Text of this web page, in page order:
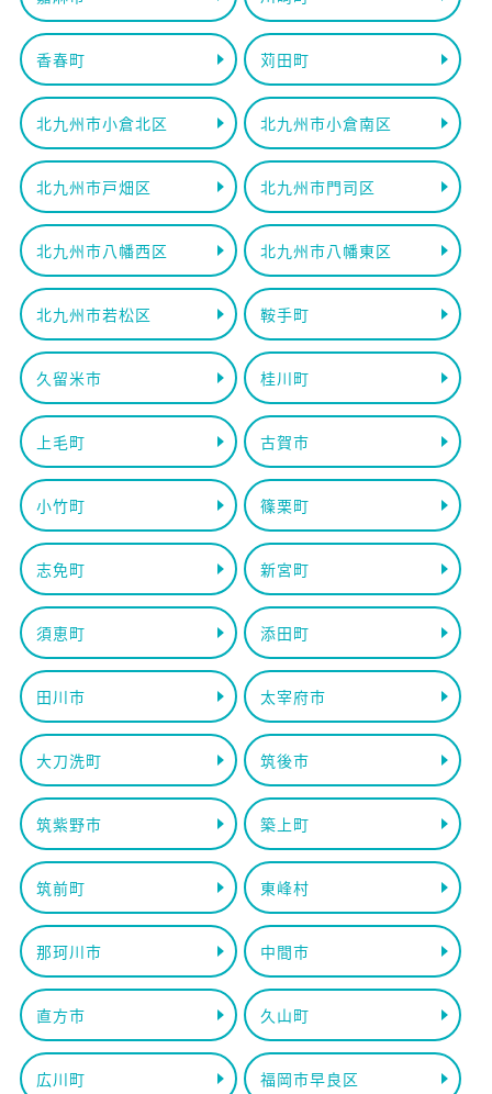
香春町 苅田町
北九州市小倉北区 北九州市小倉南区
北九州市戸畑区 北九州市門司区
北九州市八幡西区 北九州市八幡東区
北九州市若松区 鞍手町
久留米市 桂川町
上毛町 古賀市
小竹町 篠栗町
志免町 新宮町
須恵町 添田町
田川市 太宰府市
大刀洗町 筑後市
筑紫野市 築上町
筑前町 東峰村
那珂川市 中間市
直方市 久山町
広川町 福岡市早良区